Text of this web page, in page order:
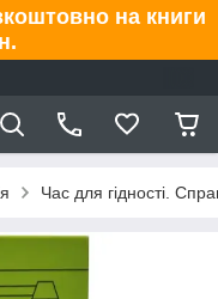
на книги
Час для гідності.